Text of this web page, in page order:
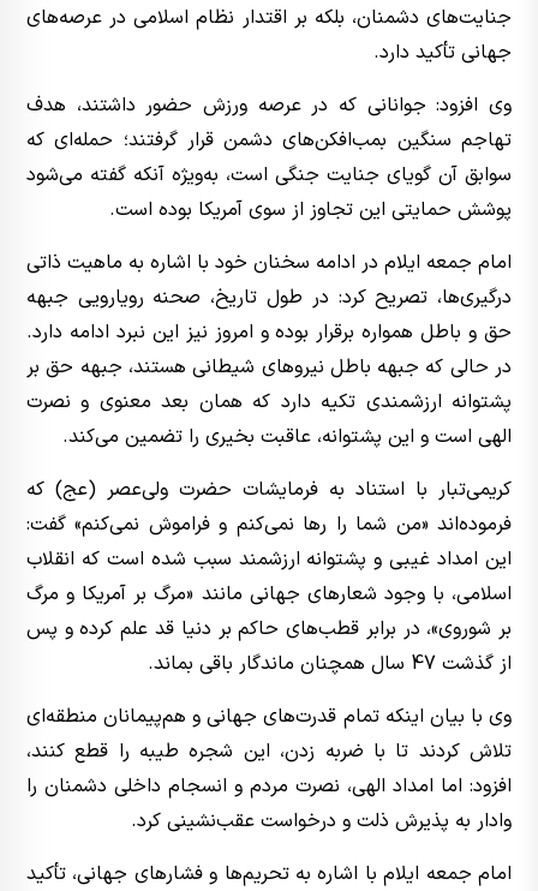
جنایت‌های دشمنان، بلکه بر اقتدار نظام اسلامی در عرصه‌های
جهانی تأکید دارد.
وی افزود: جوانانی که در عرصه ورزش حضور داشتند، هدف
تهاجم سنگین بمب‌افکن‌های دشمن قرار گرفتند؛ حمله‌ای که
سوابق آن گویای جنایت جنگی است، به‌ویژه آنکه گفته می‌شود
پوشش حمایتی این تجاوز از سوی آمریکا بوده است.
امام جمعه ایلام در ادامه سخنان خود با اشاره به ماهیت ذاتی
درگیری‌ها، تصریح کرد: در طول تاریخ، صحنه رویارویی جبهه
حق و باطل همواره برقرار بوده و امروز نیز این نبرد ادامه دارد.
در حالی که جبهه باطل نیروهای شیطانی هستند، جبهه حق بر
پشتوانه ارزشمندی تکیه دارد که همان بعد معنوی و نصرت
الهی است و این پشتوانه، عاقبت بخیری را تضمین می‌کند.
کریمی‌تبار با استناد به فرمایشات حضرت ولی‌عصر (عج) که
فرموده‌اند «من شما را رها نمی‌کنم و فراموش نمی‌کنم» گفت:
این امداد غیبی و پشتوانه ارزشمند سبب شده است که انقلاب
اسلامی، با وجود شعارهای جهانی مانند «مرگ بر آمریکا و مرگ
بر شوروی»، در برابر قطب‌های حاکم بر دنیا قد علم کرده و پس
از گذشت 47 سال همچنان ماندگار باقی بماند.
وی با بیان اینکه تمام قدرت‌های جهانی و هم‌پیمانان منطقه‌ای
تلاش کردند تا با ضربه زدن، این شجره طیبه را قطع کنند،
افزود: اما امداد الهی، نصرت مردم و انسجام داخلی دشمنان را
وادار به پذیرش ذلت و درخواست عقب‌نشینی کرد.
امام جمعه ایلام با اشاره به تحریم‌ها و فشارهای جهانی، تأکید